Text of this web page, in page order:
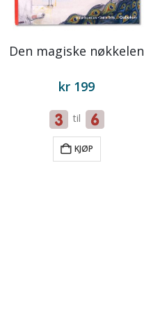
Den magiske nøkkelen
kr 199
til
KJØP